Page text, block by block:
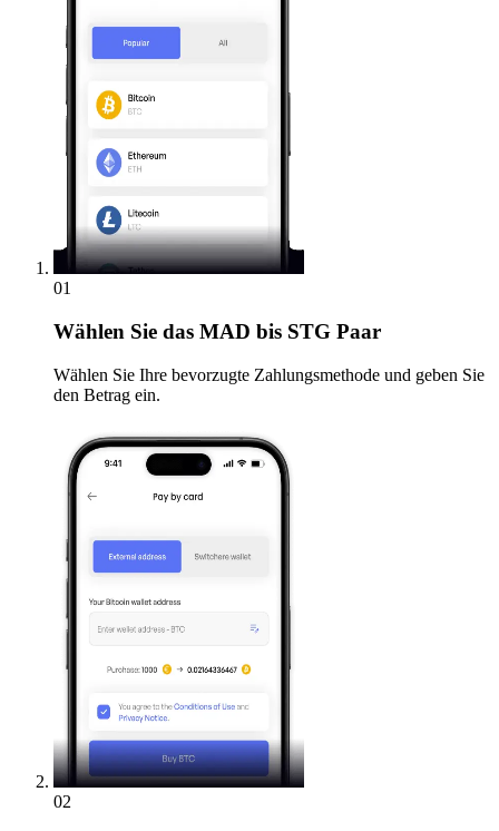
01
Wählen Sie das MAD bis STG Paar
Wählen Sie Ihre bevorzugte Zahlungsmethode und geben Sie
den Betrag ein.
02